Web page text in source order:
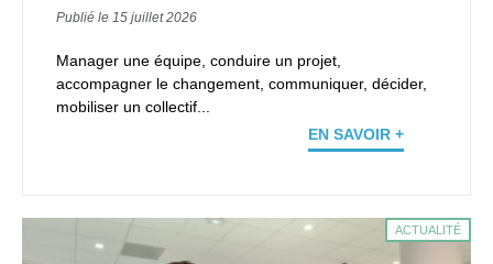
Publié le 15 juillet 2026
Manager une équipe, conduire un projet,
accompagner le changement, communiquer, décider,
mobiliser un collectif...
EN SAVOIR +
ACTUALITÉ